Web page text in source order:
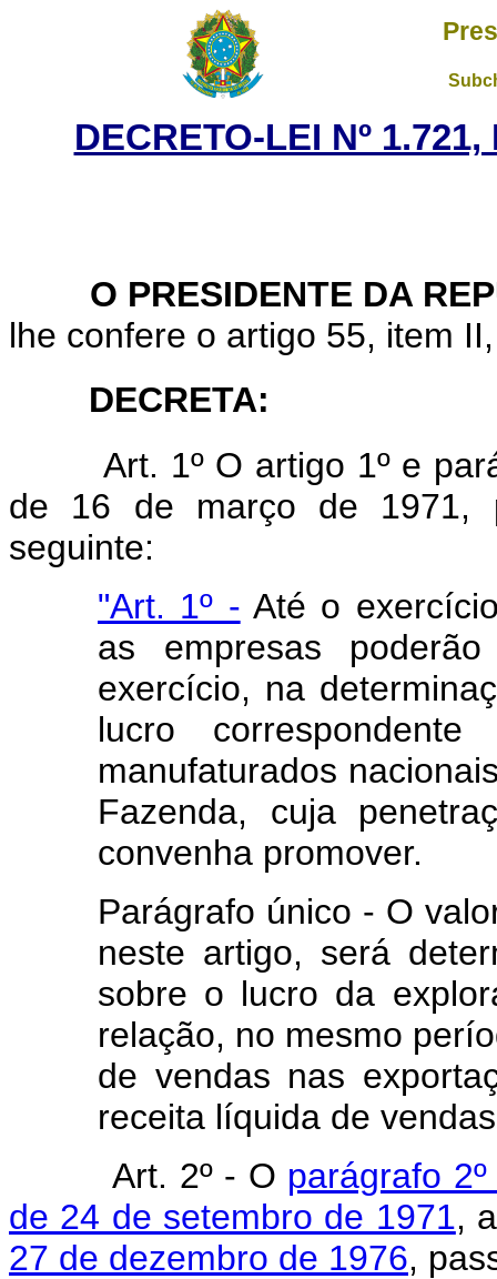
DECRETO-LEI Nº
O PRESIDENTE DA
lhe confere o artigo 55, item
DECRETA:
Art. 1º O artigo 1º e
de 16 de março de 1971,
seguinte:
"Art. 1º - Até o
as empresas
exercício, na
lucro
manufaturados
Fazenda, cuja
convenha promover.
Parágrafo único - O
neste artigo, será
sobre o lucro da
relação, no mesmo
de vendas nas
receita líquida de
Art. 2º - O parágrafo
de 24 de setembro de 1971,
27 de dezembro de 1976,